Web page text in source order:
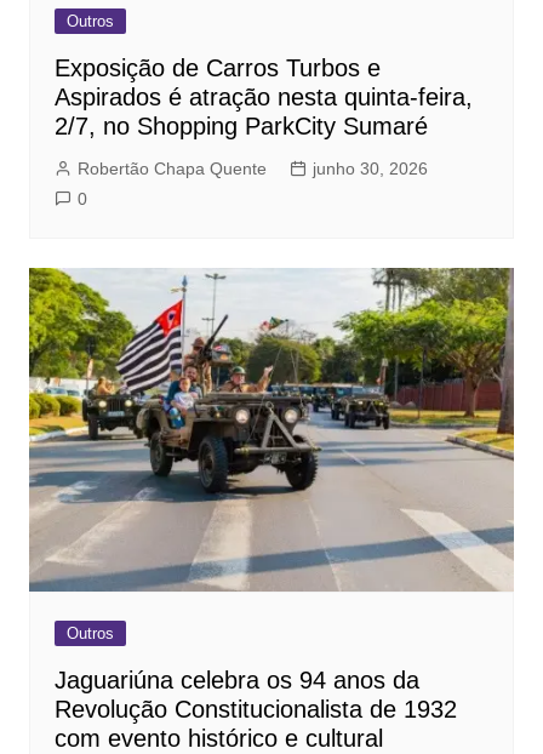
Outros
Exposição de Carros Turbos e
Aspirados é atração nesta quinta-feira,
2/7, no Shopping ParkCity Sumaré
Robertão Chapa Quente
junho 30, 2026
0
Outros
Jaguariúna celebra os 94 anos da
Revolução Constitucionalista de 1932
com evento histórico e cultural